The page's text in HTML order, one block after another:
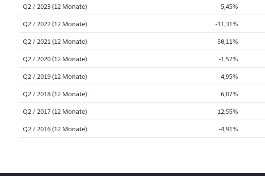
Q2 / 2023 (12 Monate) 5,45%
Q2 / 2022 (12 Monate) -11,31%
Q2 / 2021 (12 Monate) 30,11%
Q2 / 2020 (12 Monate) -1,57%
Q2 / 2019 (12 Monate) 4,95%
Q2 / 2018 (12 Monate) 6,07%
Q2 / 2017 (12 Monate) 12,55%
Q2 / 2016 (12 Monate) -4,91%